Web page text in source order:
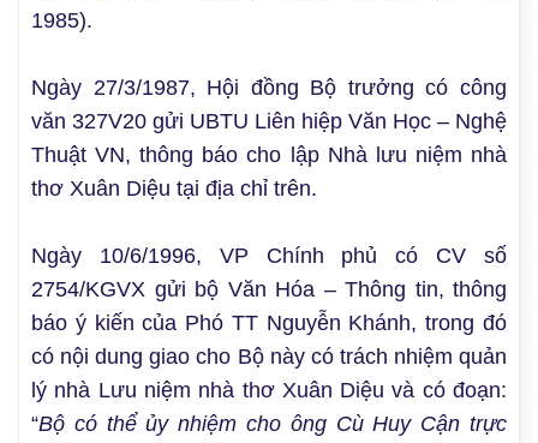
1985).
Ngày 27/3/1987, Hội đồng Bộ trưởng có công
văn 327V20 gửi UBTU Liên hiệp Văn Học – Nghệ
Thuật VN, thông báo cho lập Nhà lưu niệm nhà
thơ Xuân Diệu tại địa chỉ trên.
Ngày 10/6/1996, VP Chính phủ có CV số
2754/KGVX gửi bộ Văn Hóa – Thông tin, thông
báo ý kiến của Phó TT Nguyễn Khánh, trong đó
có nội dung giao cho Bộ này có trách nhiệm quản
lý nhà Lưu niệm nhà thơ Xuân Diệu và có đoạn:
“Bộ có thể ủy nhiệm cho ông Cù Huy Cận trực